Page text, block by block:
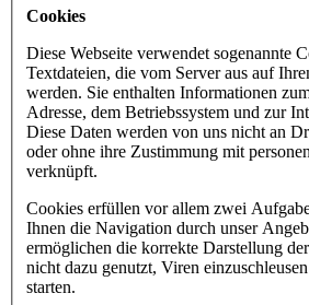
Cookies
Diese Webseite verwendet sogenannte
Textdateien, die vom Server aus auf
werden. Sie enthalten Informationen
Adresse, dem Betriebssystem und zur
Diese Daten werden von uns nicht an
oder ohne ihre Zustimmung mit
verknüpft.
Cookies erfüllen vor allem zwei
Ihnen die Navigation durch unser
ermöglichen die korrekte Darstellung
nicht dazu genutzt, Viren
starten.